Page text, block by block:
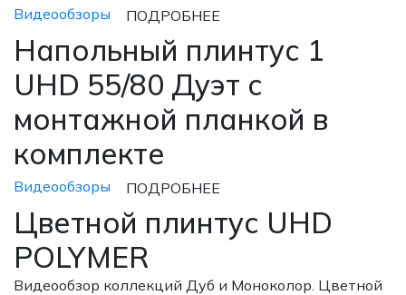
Видеообзоры ПОДРОБНЕЕ
Напольный плинтус 1
UHD 55/80 Дуэт с
монтажной планкой в
комплекте
Видеообзоры ПОДРОБНЕЕ
Цветной плинтус UHD
POLYMER
Видеообзор коллекций Дуб и Моноколор. Цветной